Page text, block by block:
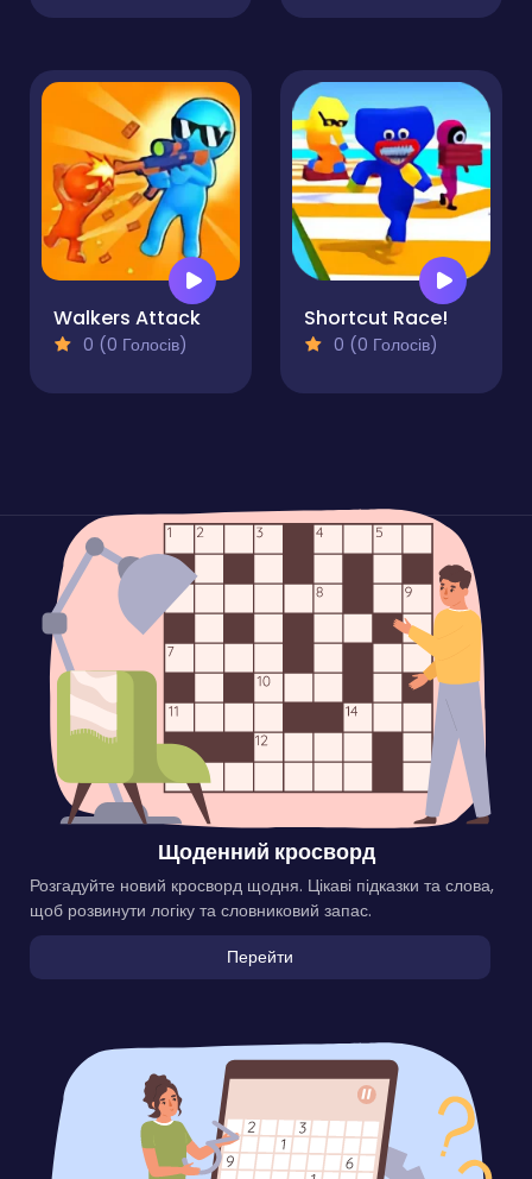
Walkers Attack
0 (0 Голосів)
Shortcut Race!
0 (0 Голосів)
Щоденний кросворд
Розгадуйте новий кросворд щодня. Цікаві підказки та слова,
щоб розвинути логіку та словниковий запас.
Перейти